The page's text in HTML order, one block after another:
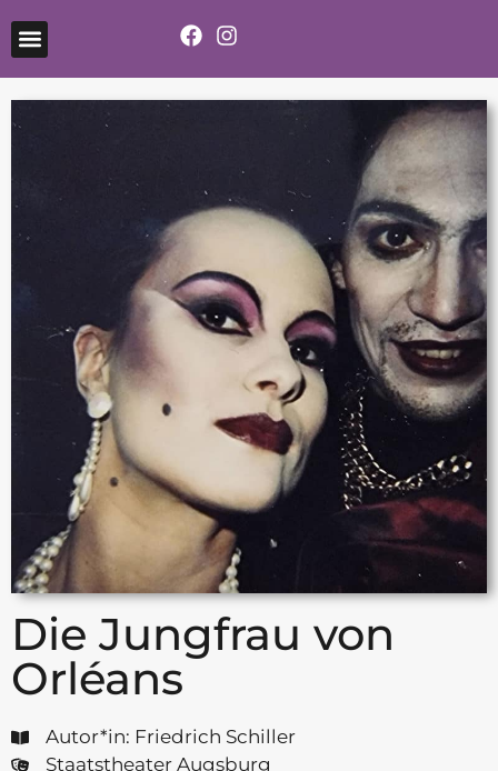
Die Jungfrau von
Orléans
Autor*in: Friedrich Schiller
Staatstheater Augsburg